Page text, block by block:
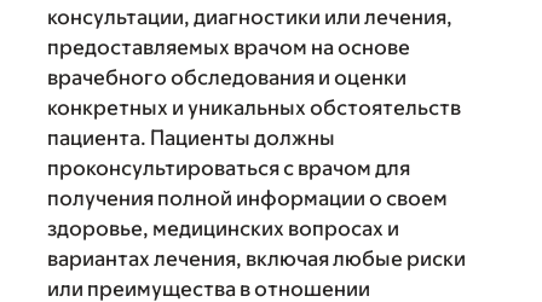
консультации, диагностики или лечения,
предоставляемых врачом на основе
врачебного обследования и оценки
конкретных и уникальных обстоятельств
пациента. Пациенты должны
проконсультироваться с врачом для
получения полной информации о своем
здоровье, медицинских вопросах и
вариантах лечения, включая любые риски
или преимущества в отношении